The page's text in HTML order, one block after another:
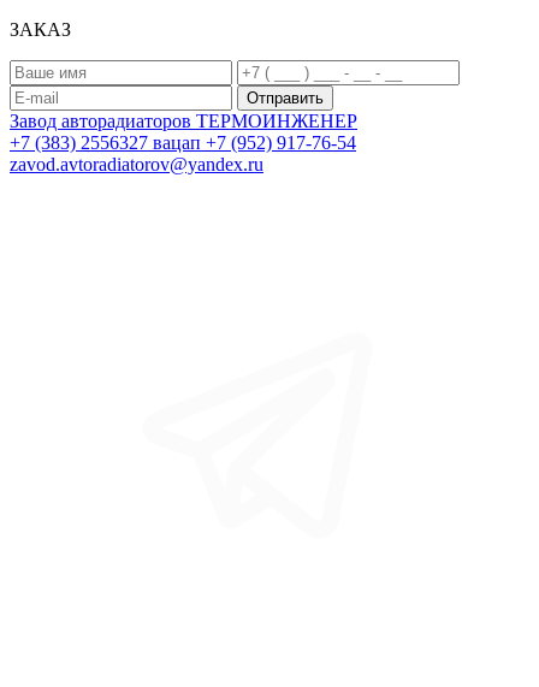
ЗАКАЗ
Завод авторадиаторов ТЕРМОИНЖЕНЕР
+7 (383) 2556327 вацап +7 (952) 917-76-54
zavod.avtoradiatorov@yandex.ru